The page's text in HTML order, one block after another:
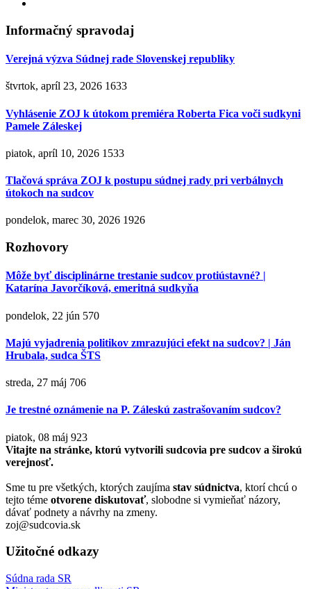
Informačný spravodaj
Verejná výzva Súdnej rade Slovenskej republiky
štvrtok, apríl 23, 2026 1633
Vyhlásenie ZOJ k útokom premiéra Roberta Fica voči sudkyni
Pamele Záleskej
piatok, apríl 10, 2026 1533
Tlačová správa ZOJ k postupu súdnej rady pri verbálnych
útokoch na sudcov
pondelok, marec 30, 2026 1926
Rozhovory
Môže byť disciplinárne trestanie sudcov protiústavné? |
Katarína Javorčíková, emeritná sudkyňa
pondelok, 22 jún 570
Majú vyjadrenia politikov zmrazujúci efekt na sudcov? | Ján
Hrubala, sudca ŠTS
streda, 27 máj 706
Je trestné oznámenie na P. Záleskú zastrašovaním sudcov?
piatok, 08 máj 923
Vitajte na stránke, ktorú vytvorili sudcovia pre sudcov a širokú
verejnosť.
Sme tu pre všetkých, ktorých zaujíma stav súdnictva, ktorí chcú o
tejto téme otvorene diskutovať, slobodne si vymieňať názory,
dávať podnety a návrhy na zmeny.
zoj@sudcovia.sk
Užitočné odkazy
Súdna rada SR